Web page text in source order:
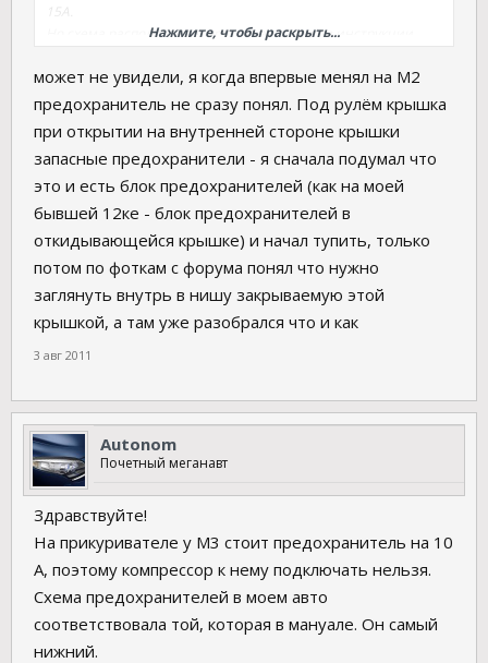
15А.
Но схема расположения предохранителей в инструкции
капотом.
А там их штук 40, наверное. И их очень неудобно извлекать
и ставить обратно, если тупо проверять Омметром все
подряд, то это очень долго получится и существует риск
потерять предохранитель или вставить не в то гнездо
(которых, как мне показалось, вообще штук 100).
Нажмите, чтобы раскрыть...
может не увидели, я когда впервые менял на М2
предохранитель не сразу понял. Под рулём крышка
при открытии на внутренней стороне крышки
запасные предохранители - я сначала подумал что
это и есть блок предохранителей (как на моей
бывшей 12ке - блок предохранителей в
откидывающейся крышке) и начал тупить, только
потом по фоткам с форума понял что нужно
заглянуть внутрь в нишу закрываемую этой
крышкой, а там уже разобрался что и как
3 авг 2011
Autonom
Почетный меганавт
Здравствуйте!
На прикуривателе у М3 стоит предохранитель на 10
А, поэтому компрессор к нему подключать нельзя.
Схема предохранителей в моем авто
соответствовала той, которая в мануале. Он самый
нижний.